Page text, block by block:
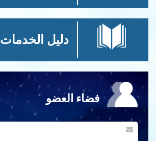
دليل الخدمات
فضاء العضو